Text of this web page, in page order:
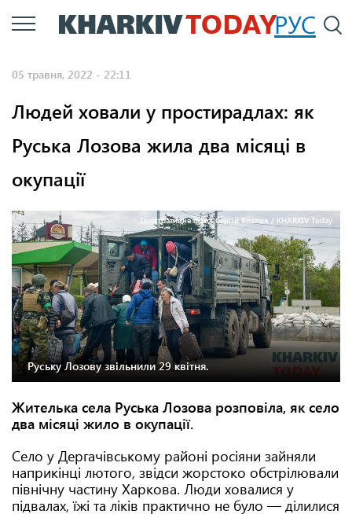
Перейти
до
РУС
05 травня, 2022 - 22:11
Людей ховали у простирадлах: як
Руська Лозова жила два місяці в
окупації
Ілюстративне фото: Сергій Козлов / KHARKIV Today
Руську Лозову звільнили 29 квітня.
Жителька села Руська Лозова розповіла, як село
два місяці жило в окупації.
Село у Дергачівському районі росіяни зайняли
наприкінці лютого, звідси жорстоко обстрілювали
північну частину Харкова. Люди ховалися у
підвалах, їжі та ліків практично не було — ділилися